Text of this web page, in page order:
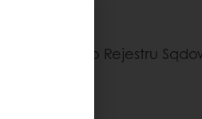
do Krajowego Rejestru